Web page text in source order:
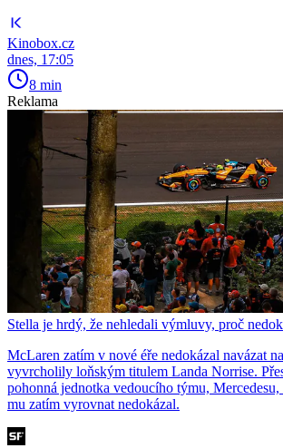
Kinobox.cz
dnes, 17:05
8 min
Reklama
Stella je hrdý, že nehledali výmluvy, proč
McLaren zatím v nové éře nedokázal navázat
vyvrcholily loňským titulem Landa Norrise.
pohonná jednotka vedoucího týmu,
mu zatím vyrovnat nedokázal.